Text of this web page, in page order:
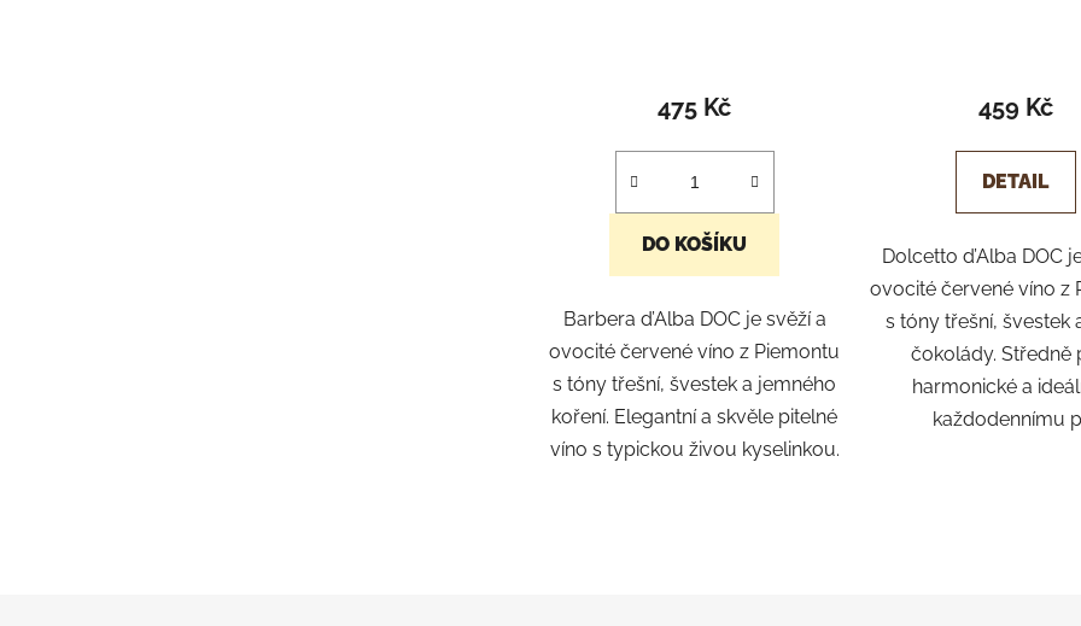
475 Kč
DO KOŠÍKU
Barbera d’Alba DOC je svěží a
ovocité červené víno z Piemontu
s tóny třešní, švestek a jemného
koření. Elegantní a skvěle pitelné
víno s typickou živou kyselinkou.
je
5,0
5
459 Kč
DETAIL
Dolcetto d’Alba DOC
ovocité červené víno z
s tóny třešní, švestek
čokolády. Středně
harmonické a
každodennímu